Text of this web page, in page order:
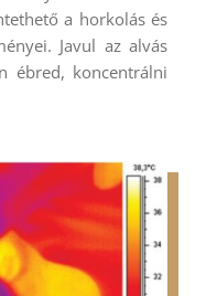
a horkolás és
Javul az alvás
ébred, koncentrálni